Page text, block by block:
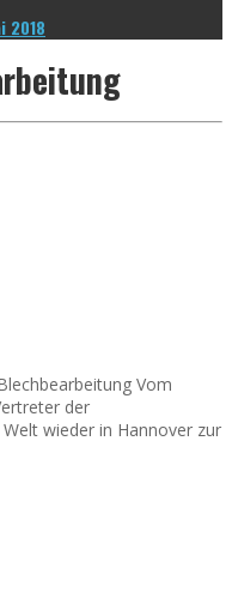
2018
Vom
der
wieder in Hannover zur